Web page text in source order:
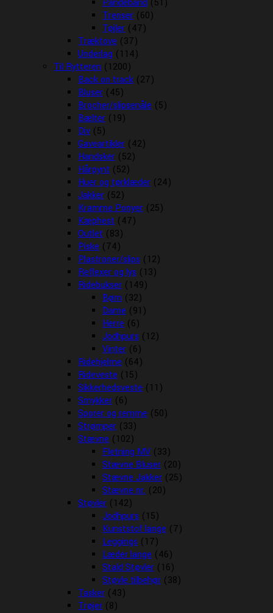
Pandebånd (51)
Trenser (60)
Tøjler (47)
Træktove (37)
Underlag (114)
Til Rytteren (1200)
Back on track (27)
Bluser (45)
Brocher/slipsenåle (5)
Bælter (19)
Div (5)
Gaveartikler (42)
Handsker (52)
Hårpynt (52)
Huer og tørklæder (24)
Jakker (52)
Kramme Ponyer (25)
Kæphest (47)
Outlet (83)
Piske (74)
Plastroner/slips (12)
Reflexer og lys (13)
Ridebukser (149)
Børn (32)
Dame (91)
Herre (6)
Jodhpurs (12)
Vinter (6)
Ridehjelme (64)
Rideveste (15)
Sikkerhedsveste (11)
Smykker (6)
Sporer og remme (50)
Strømper (33)
Stævne (102)
Fletning MV (33)
Stævne Bluser (20)
Stævne Jakker (25)
Stævne nr. (20)
Støvler (142)
Jodhpurs (15)
Kunststof lange (7)
Leggings (17)
Læder lange (46)
Stald Støvler (16)
Støvle tilbehør (38)
Tasker (43)
Trøjer (8)